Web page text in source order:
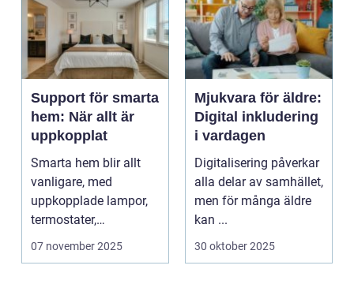
Support för smarta
hem: När allt är
uppkopplat
Smarta hem blir allt
vanligare, med
uppkopplade lampor,
termostater,
säkerhetskameror och
07 november 2025
Mjukvara för äldre:
Digital inkludering
i vardagen
Digitalisering påverkar
alla delar av samhället,
men för många äldre
kan ...
30 oktober 2025